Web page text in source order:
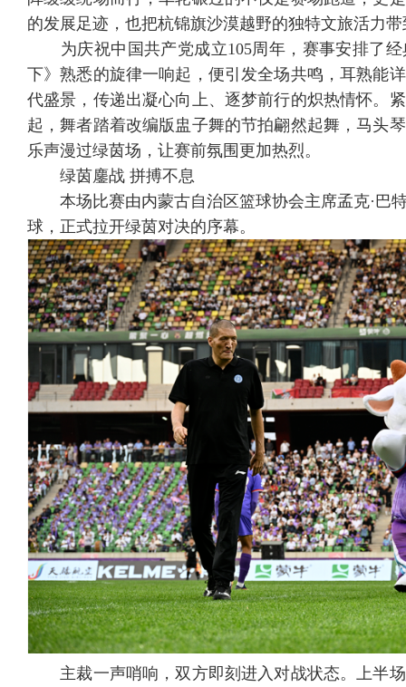
的发展足迹，也把杭锦旗沙漠越野的独特文旅活力
为庆祝中国共产党成立105周年，赛事安排了经
下》熟悉的旋律一响起，便引发全场共鸣，耳熟能
代盛景，传递出凝心向上、逐梦前行的炽热情怀。
起，舞者踏着改编版盅子舞的节拍翩然起舞，马头
乐声漫过绿茵场，让赛前氛围更加热烈。
绿茵鏖战 拼搏不息
本场比赛由内蒙古自治区篮球协会主席孟克·巴
球，正式拉开绿茵对决的序幕。
主裁一声哨响，双方即刻进入对战状态。上半场